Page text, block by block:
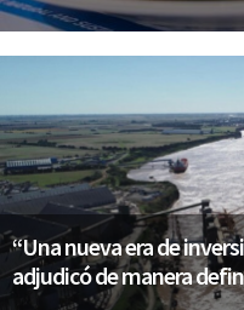
“Una nueva era de
adjudicó de manera